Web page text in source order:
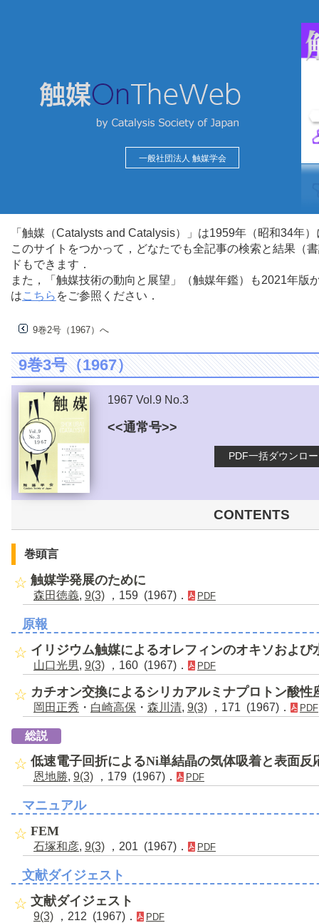
一般社団法人 触媒学会
「触媒（Catalysts and Catalysis）」は1959年（昭和34年
このサイトをつかって，どなたでも全記事の検索と結果（
ドもできます．
また，「触媒技術の動向と展望」（触媒年鑑）も2021年
はこちら をご参照ください．
9巻2号（1967）へ
9巻3号（1967）
1967 Vol.9 No.3
<<通常号>>
PDF一括ダウンロ
CONTENTS
巻頭言
触媒学発展のために
森田徳義, 9(3) ，159 (1967)． PDF
原報
イリジウム触媒によるオレフィンのオキソおよび
山口光男, 9(3) ，160 (1967)． PDF
カチオン交換によるシリカアルミナプロトン酸
岡田正秀 ・ 白崎高保 ・ 森川清, 9(3) ，171 (1967)． PDF
総説
低速電子回折によるNi単結晶の気体吸着と表面反
恩地勝, 9(3) ，179 (1967)． PDF
マニュアル
FEM
石塚和彦, 9(3) ，201 (1967)． PDF
文献ダイジェスト
文献ダイジェスト
9(3) ，212 (1967)． PDF